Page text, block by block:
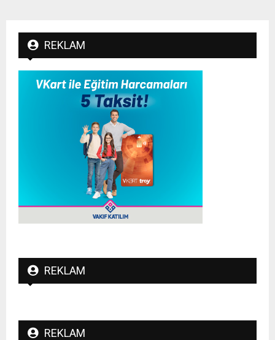
REKLAM
REKLAM
REKLAM